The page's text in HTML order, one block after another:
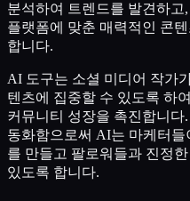
분석하여 트렌드를 발견하
플랫폼에 맞춘 매력적인 콘
합니다.
AI 도구는 소셜 미디어 작가
텐츠에 집중할 수 있도록 하
커뮤니티 성장을 촉진합니
동화함으로써 AI는 마케터들
를 만들고 팔로워들과 진정
있도록 합니다.